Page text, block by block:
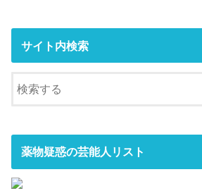
サイト内検索
薬物疑惑の芸能人リスト